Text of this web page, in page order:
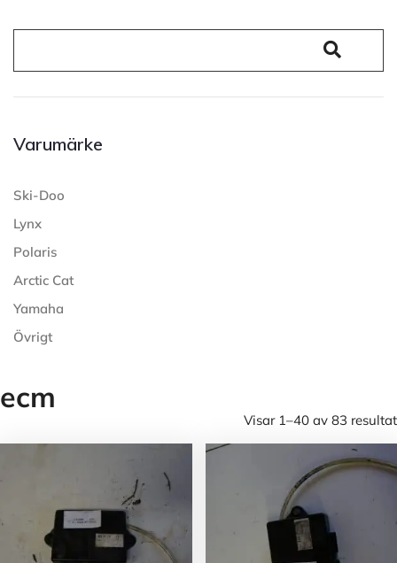
Varumärke
Ski-Doo
Lynx
Polaris
Arctic Cat
Yamaha
Övrigt
ecm
Visar 1–40 av 83 resultat